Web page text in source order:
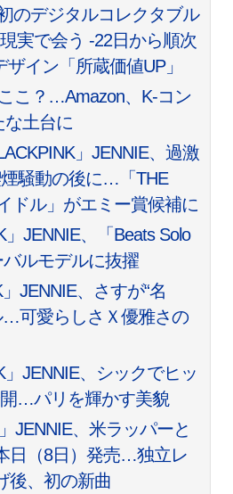
のデジタルコレクタブル
実で会う -22日から順次
イン「所蔵価値UP」
こ？…Amazon、K-コン
な土台に
」JENNIE、過激
騒動の後に…「THE
ドル」がエミー賞候補に
」JENNIE、「Beats Solo
ルモデルに抜擢
」JENNIE、さすが“名
…可愛らしさＸ優雅さの
」JENNIE、シックでヒッ
…パリを輝かす美貌
JENNIE、米ラッパーと
日（8日）発売…独立レ
後、初の新曲